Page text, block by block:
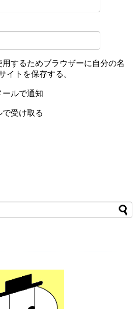
するためブラウザーに自分の名
イトを保存する。
ールで通知
受け取る